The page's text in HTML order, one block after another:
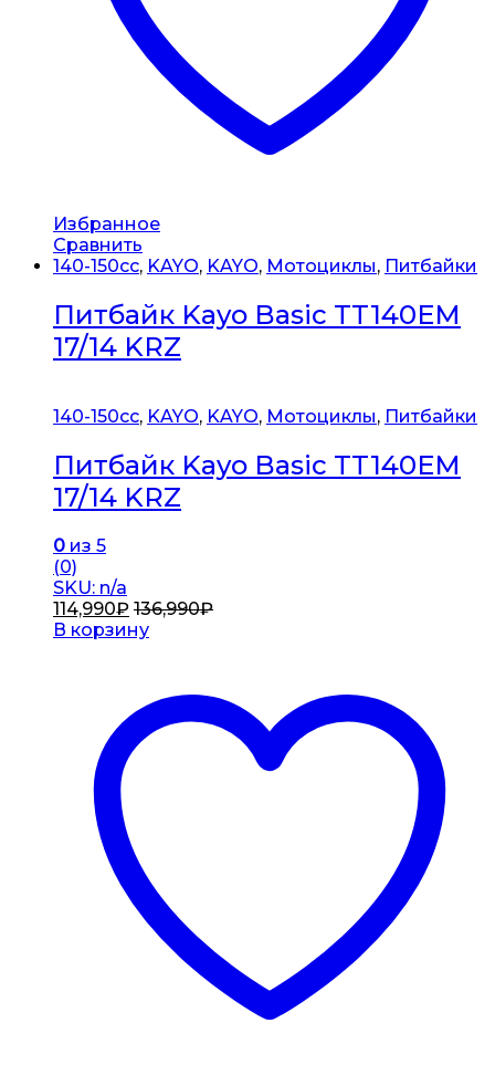
Избранное
Сравнить
140-150сс, KAYO, KAYO, Мотоциклы, Питбайки
Питбайк Kayo Basic TT140EM
17/14 KRZ
140-150сс, KAYO, KAYO, Мотоциклы, Питбайки
Питбайк Kayo Basic TT140EM
17/14 KRZ
0 из 5
(0)
SKU: n/a
114,990₽ 136,990₽
В корзину